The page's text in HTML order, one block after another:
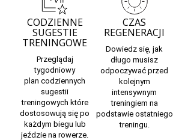
CODZIENNE
SUGESTIE
TRENINGOWE
Przeglądaj
tygodniowy
plancodziennych
sugestii
treningowych które
dostosowują się po
każdym biegu lub
jeździe na rowerze.
CZAS
REGENERACJI
Dowiedz się,jak
długo musisz
odpoczywać przed
kolejnym
intensywnym
treningiem na
podstawie ostatniego
treningu.